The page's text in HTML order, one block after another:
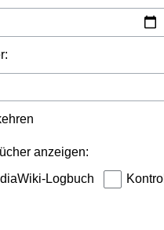
anzeigen:
Logbuch